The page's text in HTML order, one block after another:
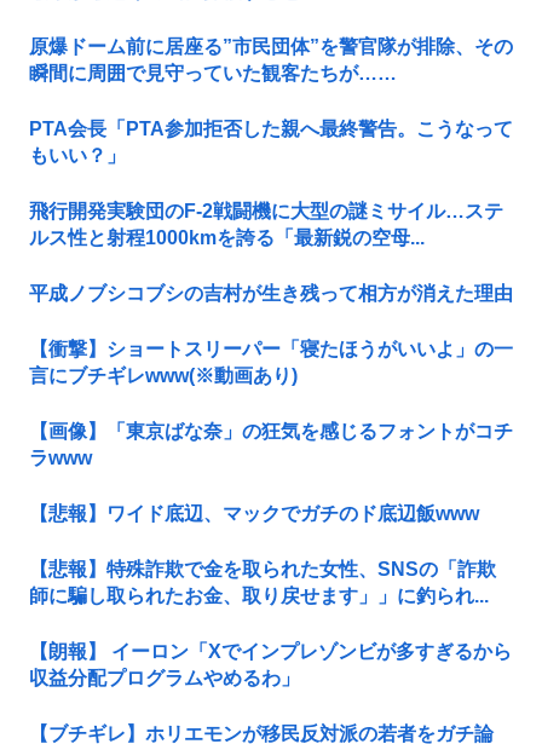
原爆ドーム前に居座る”市民団体”を警官隊が排除、その
瞬間に周囲で見守っていた観客たちが……
PTA会長「PTA参加拒否した親へ最終警告。こうなって
もいい？」
飛行開発実験団のF-2戦闘機に大型の謎ミサイル…ステ
ルス性と射程1000kmを誇る「最新鋭の空母...
平成ノブシコブシの吉村が生き残って相方が消えた理由
【衝撃】ショートスリーパー「寝たほうがいいよ」の一
言にブチギレwww(※動画あり)
【画像】「東京ばな奈」の狂気を感じるフォントがコチ
ラwww
【悲報】ワイド底辺、マックでガチのド底辺飯www
【悲報】特殊詐欺で金を取られた女性、SNSの「詐欺
師に騙し取られたお金、取り戻せます」」に釣られ...
【朗報】 イーロン「Xでインプレゾンビが多すぎるから
収益分配プログラムやめるわ」
【ブチギレ】ホリエモンが移民反対派の若者をガチ論